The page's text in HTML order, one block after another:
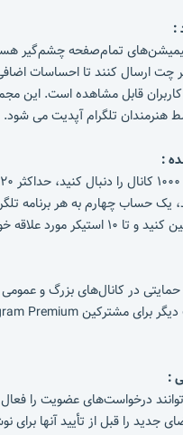
:
تمام‌صفحه چشم‌گیر
چت ارسال کنند تا احساسات
قابل مشاهده است. این
تلگرام آپدیت می شود.
:
کنید، یک حساب چهارم به هر برنامه
در کانال‌های بزرگ و
:
درخواست‌های عضویت را فعال
جدید را قبل از تأیید آنها